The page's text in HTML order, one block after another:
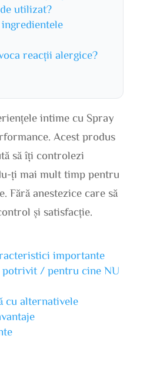
utilizat?
reacții alergice?
intime cu Spray
Acest produs
să îți controlezi
ți mai mult timp pentru
Fără anestezice care să
și satisfacție.
importante
potrivit / pentru cine NU
cu alternativele